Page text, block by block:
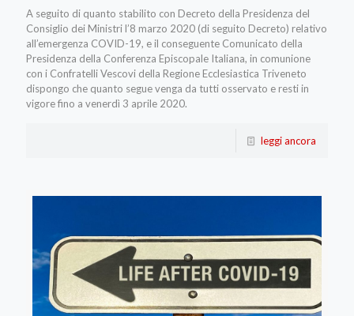
A seguito di quanto stabilito con Decreto della Presidenza del
Consiglio dei Ministri l’8 marzo 2020 (di seguito Decreto) relativo
all’emergenza COVID-19, e il conseguente Comunicato della
Presidenza della Conferenza Episcopale Italiana, in comunione
con i Confratelli Vescovi della Regione Ecclesiastica Triveneto
dispongo che quanto segue venga da tutti osservato e resti in
vigore fino a venerdì 3 aprile 2020.
leggi ancora